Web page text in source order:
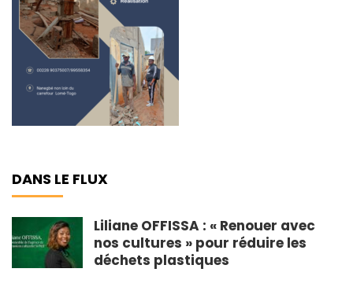
DANS LE FLUX
Liliane OFFISSA : « Renouer avec
nos cultures » pour réduire les
déchets plastiques